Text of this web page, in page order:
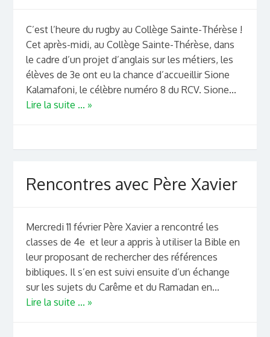
C’est l’heure du rugby au Collège Sainte-Thérèse !
Cet après-midi, au Collège Sainte-Thérèse, dans
le cadre d’un projet d’anglais sur les métiers, les
élèves de 3e ont eu la chance d’accueillir Sione
Kalamafoni, le célèbre numéro 8 du RCV. Sione...
Lire la suite ... »
Rencontres avec Père Xavier
Mercredi 11 février Père Xavier a rencontré les
classes de 4e et leur a appris à utiliser la Bible en
leur proposant de rechercher des références
bibliques. Il s’en est suivi ensuite d’un échange
sur les sujets du Carême et du Ramadan en...
Lire la suite ... »